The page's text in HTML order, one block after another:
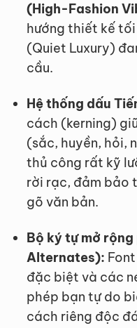
(High-Fashion
hướng thiết kế
(Quiet Luxury)
cầu.
Hệ thống dấu
cách (kerning)
(sắc, huyền, hỏi,
thủ công rất kỹ
rời rạc, đảm bảo
gõ văn bản.
Bộ ký tự mở
Alternates):
đặc biệt và các
phép bạn tự do
cách riêng độc